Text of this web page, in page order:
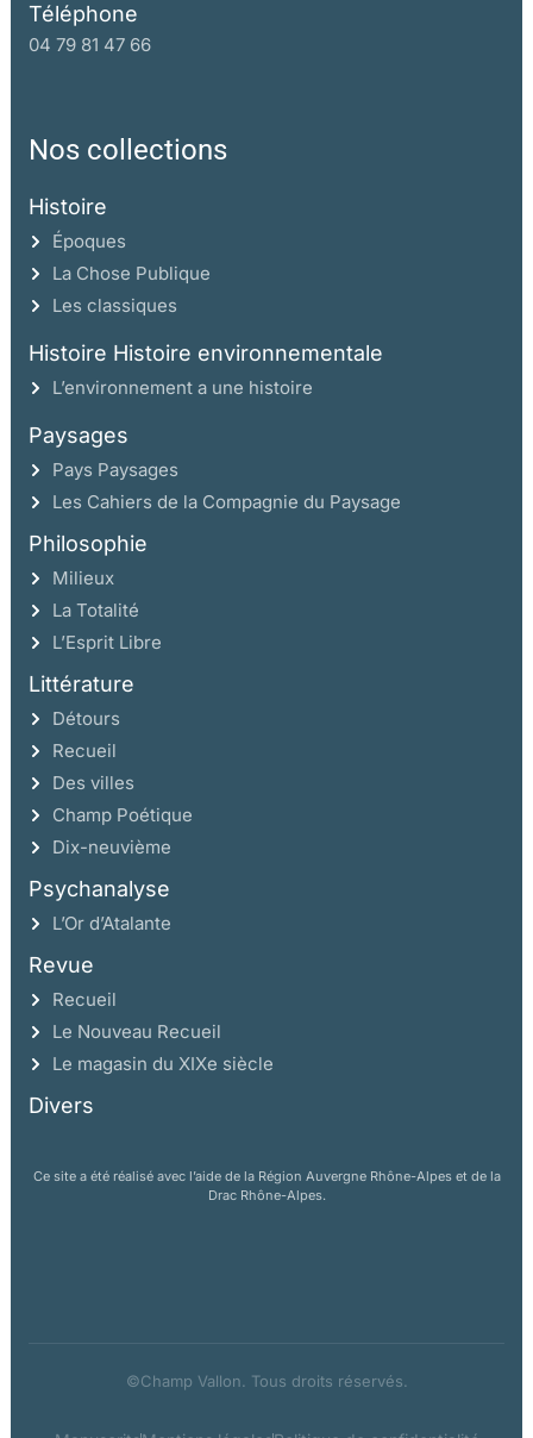
Téléphone
04 79 81 47 66
Nos collections
Histoire
Époques
La Chose Publique
Les classiques
Histoire Histoire environnementale
L’environnement a une histoire
Paysages
Pays Paysages
Les Cahiers de la Compagnie du Paysage
Philosophie
Milieux
La Totalité
L’Esprit Libre
Littérature
Détours
Recueil
Des villes
Champ Poétique
Dix-neuvième
Psychanalyse
L’Or d’Atalante
Revue
Recueil
Le Nouveau Recueil
Le magasin du XIXe siècle
Divers
Ce site a été réalisé avec l’aide de la Région Auvergne Rhône-Alpes et de la
Drac Rhône-Alpes.
©Champ Vallon. Tous droits réservés.